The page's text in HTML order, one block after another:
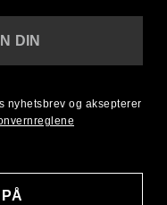
DIN
nyhetsbrev og aksepterer